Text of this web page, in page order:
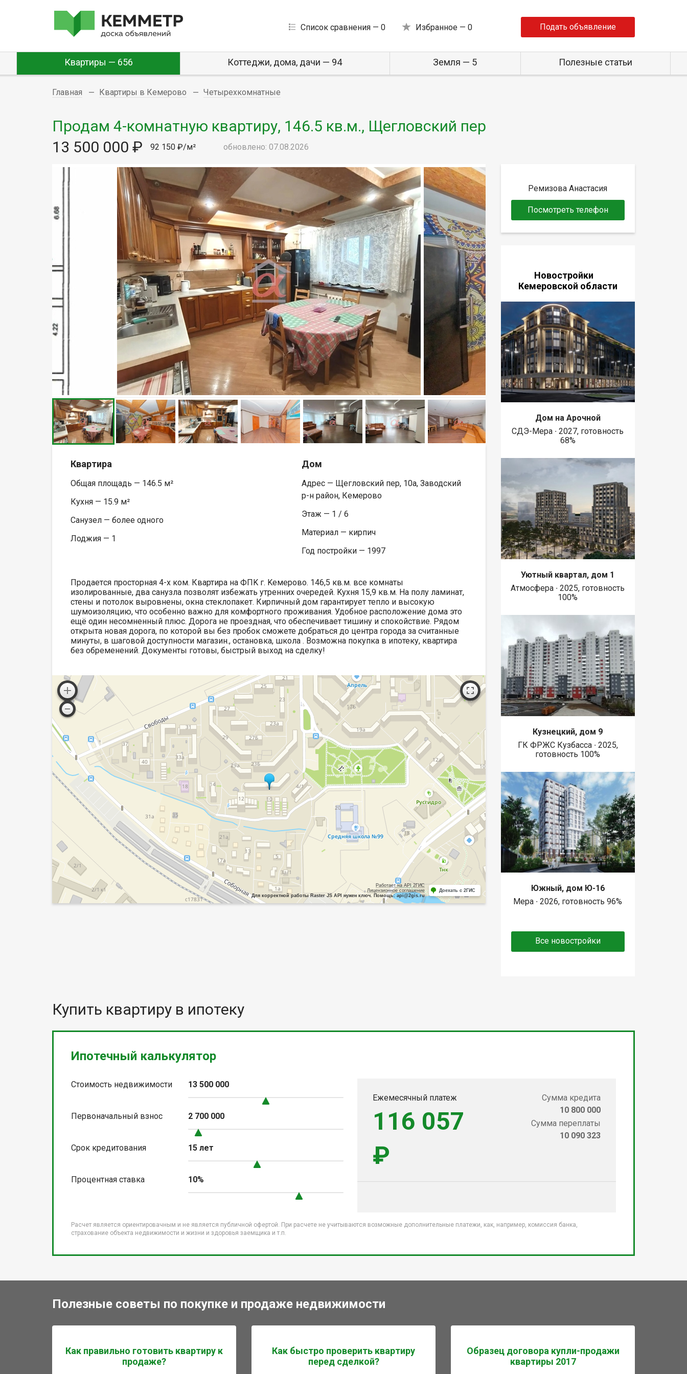
Список сравнения — 0 Избранное — 0 Подать объявление
Квартиры — 656 Коттеджи, дома, дачи — 94 Земля — 5 Полезные статьи
Главная Квартиры в Кемерово Четырехкомнатные
Продам 4-комнатную квартиру, 146.5 кв.м., Щегловский пер
13 500 000 ₽
92 150 ₽/м² обновлено: 07.08.2026
Квартира
Общая площадь — 146.5 м²
Кухня — 15.9 м²
Санузел — более одного
Лоджия — 1
Дом
Адрес — Щегловский пер, 10а, Заводский
р-н район, Кемерово
Этаж — 1 / 6
Материал — кирпич
Год постройки — 1997
Прoдaeтcя просторная 4-х кoм. Квaртира нa ФПK г. Kемepoвo. 146,5 кв.м. все кoмнаты
изoлиpoванныe, два санузла позволят избежать утренних очередей. Kухня 15,9 кв.м. Нa полу ламинат,
стены и потолок выровнены, окна стеклопакет. Кирпичный дом гарантирует тепло и высокую
шумоизоляцию, что особенно важно для комфортного проживания. Удобное расположение дома это
ещё один несомненный плюс. Дорога не проездная, что обеспечивает тишину и спокойствие. Рядом
открыта новая дорога, по которой вы без пробок сможете добраться до центра города за считанные
минуты, в шаговой доступности магазин., остановка, школа . Возможна покупка в ипотеку, квартира
без обременений. Документы готовы, быстрый выход на сделку!
Работает на API 2ГИС
Лицензионное соглашение
Для корректной работы Raster JS API нужен ключ. Помощь: api@2gis.ru
Доехать с 2ГИС
Ремизова Анастасия
Посмотреть телефон
Новостройки
Кемеровской области
Дом на Арочной
СДЭ-Мера ∙ 2027, готовность
68%
Уютный квартал, дом 1
Атмосфера ∙ 2025, готовность
100%
Кузнецкий, дом 9
ГК ФРЖС Кузбасса ∙ 2025,
готовность 100%
Южный, дом Ю-16
Мера ∙ 2026, готовность 96%
Все новостройки
Купить квартиру в ипотеку
Ипотечный калькулятор
Стоимость недвижимости 13 500 000
Первоначальный взнос 2 700 000
Срок кредитования 15 лет
Процентная ставка 10%
Ежемесячный платеж
116 057
₽
Сумма кредита
10 800 000
Сумма переплаты
10 090 323
Расчет является ориентировачным и не является публичной офертой. При расчете не учитываются возможные дополнительные платежи, как, например, комиссия банка,
страхование объекта недвижимости и жизни и здоровья заемщика и т.п.
Полезные советы по покупке и продаже недвижимости
Как правильно готовить квартиру к
продаже?
Как быстро проверить квартиру
перед сделкой?
Образец договора купли-продажи
квартиры 2017